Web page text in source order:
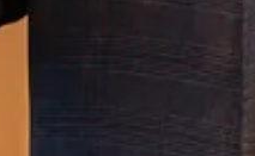
e relatórios detalhados
de suas campanhas.
permite acompanhar o uso
com os sistemas